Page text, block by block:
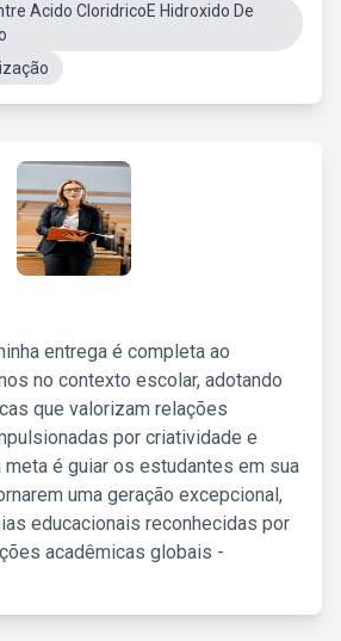
Acido CloridricoE Hidroxido De
entrega é completa ao
no contexto escolar, adotando
que valorizam relações
por criatividade e
é guiar os estudantes em sua
uma geração excepcional,
educacionais reconhecidas por
acadêmicas globais -